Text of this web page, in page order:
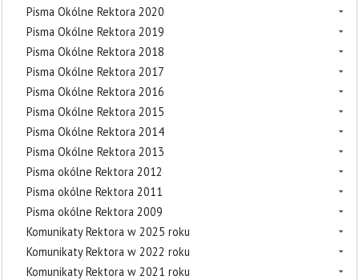
Pisma Okólne Rektora 2020
Pisma Okólne Rektora 2019
Pisma Okólne Rektora 2018
Pisma Okólne Rektora 2017
Pisma Okólne Rektora 2016
Pisma Okólne Rektora 2015
Pisma Okólne Rektora 2014
Pisma Okólne Rektora 2013
Pisma okólne Rektora 2012
Pisma okólne Rektora 2011
Pisma okólne Rektora 2009
Komunikaty Rektora w 2025 roku
Komunikaty Rektora w 2022 roku
Komunikaty Rektora w 2021 roku